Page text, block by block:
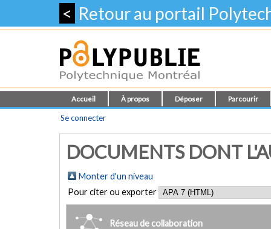
< Retour au portail
Accueil À propos Déposer Parcourir
Se connecter
DOCUMENTS DONT
Monter d'un niveau
Pour citer ou exporter
Réseau de collaboration